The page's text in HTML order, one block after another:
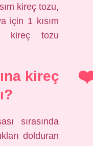
kireç tozu,
için 1 kısım
kireç tozu
kireç
sırasında
dolduran